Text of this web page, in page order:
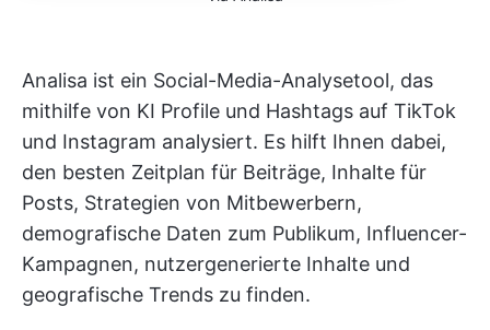
Analisa ist ein Social-Media-Analysetool, das
mithilfe von KI Profile und Hashtags auf TikTok
und Instagram analysiert. Es hilft Ihnen dabei,
den besten Zeitplan für Beiträge, Inhalte für
Posts, Strategien von Mitbewerbern,
demografische Daten zum Publikum, Influencer-
Kampagnen, nutzergenerierte Inhalte und
geografische Trends zu finden.